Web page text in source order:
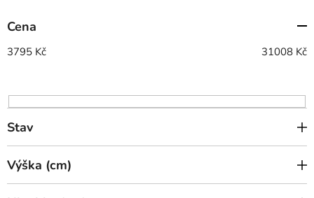
p
r
o
u
k
t
ů
Cena
3795 Kč 31008 Kč
Stav
Výška (cm)